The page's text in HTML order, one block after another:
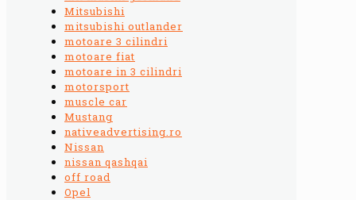
Mitsubishi
mitsubishi outlander
motoare 3 cilindri
motoare fiat
motoare in 3 cilindri
motorsport
muscle car
Mustang
nativeadvertising.ro
Nissan
nissan qashqai
off road
Opel